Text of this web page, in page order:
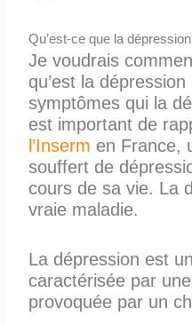
Qu’est-ce que la
Je voudrais
qu’est la
symptômes qui la
est important de
l’Inserm en France,
souffert de
cours de sa vie. La
vraie maladie.
La dépression est
caractérisée par
provoquée par un